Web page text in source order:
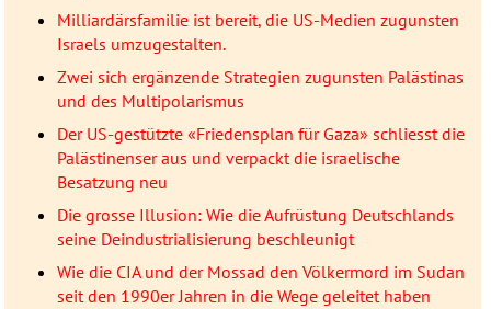
Milliardärsfamilie ist bereit, die US-Medien zugunsten
Israels umzugestalten.
Zwei sich ergänzende Strategien zugunsten Palästinas
und des Multipolarismus
Der US-gestützte «Friedensplan für Gaza» schliesst die
Palästinenser aus und verpackt die israelische
Besatzung neu
Die grosse Illusion: Wie die Aufrüstung Deutschlands
seine Deindustrialisierung beschleunigt
Wie die CIA und der Mossad den Völkermord im Sudan
seit den 1990er Jahren in die Wege geleitet haben